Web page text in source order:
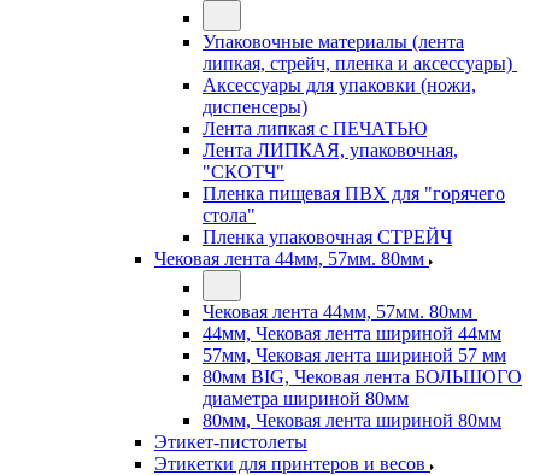
Упаковочные материалы (лента
липкая, стрейч, пленка и аксессуары)
Аксессуары для упаковки (ножи,
диспенсеры)
Лента липкая с ПЕЧАТЬЮ
Лента ЛИПКАЯ, упаковочная,
"СКОТЧ"
Пленка пищевая ПВХ для "горячего
стола"
Пленка упаковочная СТРЕЙЧ
Чековая лента 44мм, 57мм. 80мм
Чековая лента 44мм, 57мм. 80мм
44мм, Чековая лента шириной 44мм
57мм, Чековая лента шириной 57 мм
80мм BIG, Чековая лента БОЛЬШОГО
диаметра шириной 80мм
80мм, Чековая лента шириной 80мм
Этикет-пистолеты
Этикетки для принтеров и весов